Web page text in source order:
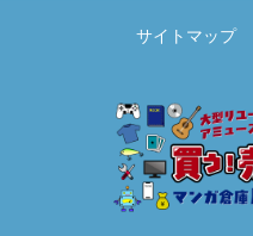
サイトマップ